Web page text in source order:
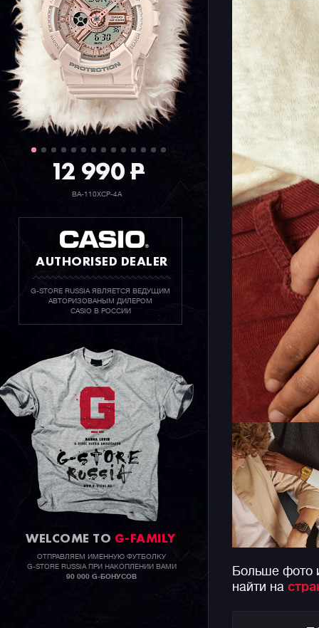
12 990P
BA-110XCP-4A
AUTHORISED DEALER
G-STORE RUSSIA ЯВЛЯЕТСЯ ВЕДУЩИМ
АВТОРИЗОВАНЫМ ДИЛЕРОМ
CASIO В РОССИИ
WELCOME TO G-FAMILY
ОТПРАВЛЯЕМ ИМЕННУЮ ФУТБОЛКУ
G-STORE RUSSIA ПРИ НАКОПЛЕНИИ ВАМИ
90 000 G-БОНУСОВ
Больше фото
найти на